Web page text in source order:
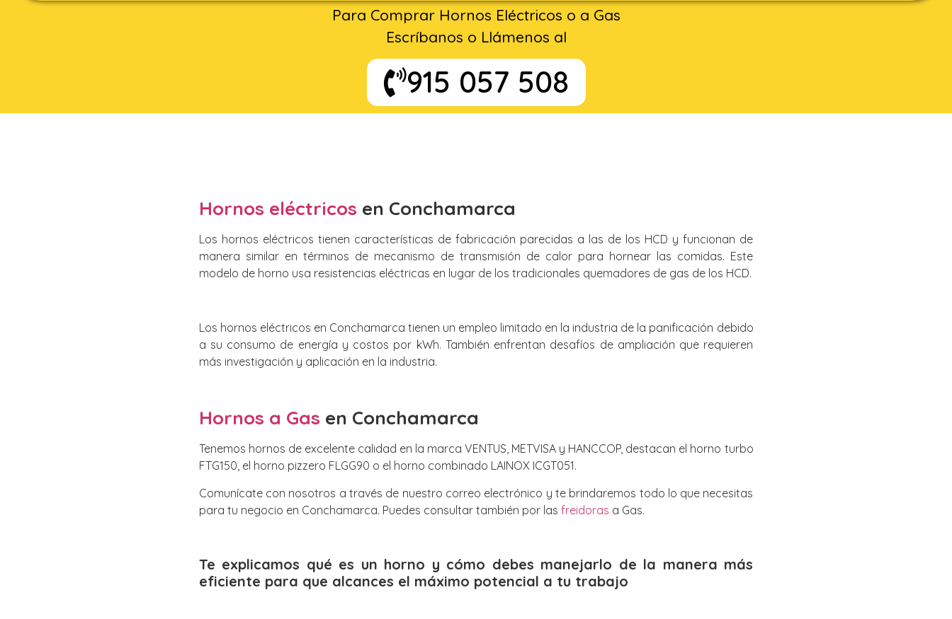
Para Comprar Hornos Eléctricos o a Gas
Escríbanos o Llámenos al
915 057 508
Hornos eléctricos en Conchamarca
Los hornos eléctricos tienen características de fabricación parecidas a las de los HCD y funcionan de
manera similar en términos de mecanismo de transmisión de calor para hornear las comidas. Este
modelo de horno usa resistencias eléctricas en lugar de los tradicionales quemadores de gas de los HCD.
Los hornos eléctricos en Conchamarca tienen un empleo limitado en la industria de la panificación debido
a su consumo de energía y costos por kWh. También enfrentan desafíos de ampliación que requieren
más investigación y aplicación en la industria.
Hornos a Gas en Conchamarca
Tenemos hornos de excelente calidad en la marca VENTUS, METVISA y HANCCOP, destacan el horno turbo
FTG150, el horno pizzero FLGG90 o el horno combinado LAINOX ICGT051.
Comunícate con nosotros a través de nuestro correo electrónico y te brindaremos todo lo que necesitas
para tu negocio en Conchamarca. Puedes consultar también por las freidoras a Gas.
Te explicamos qué es un horno y cómo debes manejarlo de la manera más
eficiente para que alcances el máximo potencial a tu trabajo